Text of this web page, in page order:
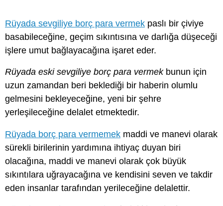
Rüyada sevgiliye borç para vermek paslı bir çiviye
basabileceğine, geçim sıkıntısına ve darlığa düşeceği
işlere umut bağlayacağına işaret eder.
Rüyada eski sevgiliye borç para vermekbunun için
uzun zamandan beri beklediği bir haberin olumlu
gelmesini bekleyeceğine, yeni bir şehre
yerleşileceğine delalet etmektedir.
Rüyada borç para vermemek maddi ve manevi olarak
sürekli birilerinin yardımına ihtiyaç duyan biri
olacağına, maddi ve manevi olarak çok büyük
sıkıntılara uğrayacağına ve kendisini seven ve takdir
eden insanlar tarafından yerileceğine delalettir.